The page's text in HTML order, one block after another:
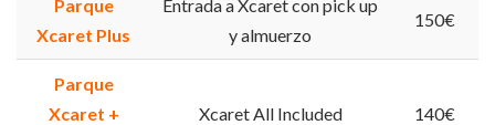
Parque
Xcaret Plus
Entrada a Xcaret con pick up
y almuerzo
150€
Parque
Xcaret +
Xcaret All Included 140€